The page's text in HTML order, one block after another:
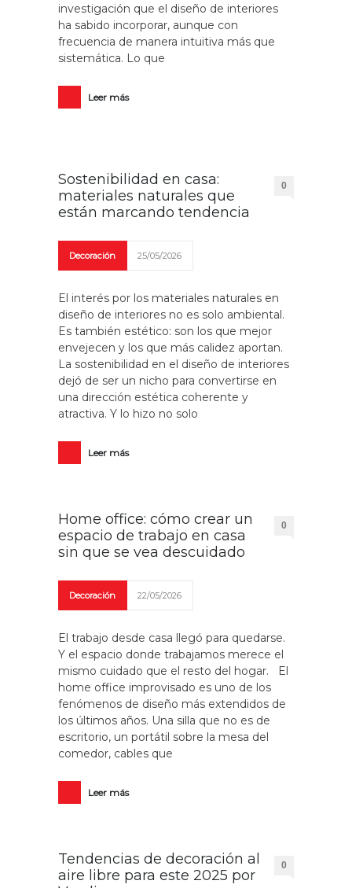
investigación que el diseño de interiores
ha sabido incorporar, aunque con
frecuencia de manera intuitiva más que
sistemática. Lo que
Leer más
Sostenibilidad en casa:
materiales naturales que
están marcando tendencia
0
Decoración 25/05/2026
El interés por los materiales naturales en
diseño de interiores no es solo ambiental.
Es también estético: son los que mejor
envejecen y los que más calidez aportan.
La sostenibilidad en el diseño de interiores
dejó de ser un nicho para convertirse en
una dirección estética coherente y
atractiva. Y lo hizo no solo
Leer más
Home office: cómo crear un
espacio de trabajo en casa
sin que se vea descuidado
0
Decoración 22/05/2026
El trabajo desde casa llegó para quedarse.
Y el espacio donde trabajamos merece el
mismo cuidado que el resto del hogar. El
home office improvisado es uno de los
fenómenos de diseño más extendidos de
los últimos años. Una silla que no es de
escritorio, un portátil sobre la mesa del
comedor, cables que
Leer más
Tendencias de decoración al
aire libre para este 2025 por
0